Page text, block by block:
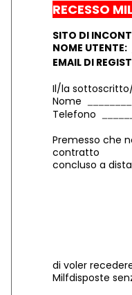
RECESSO
SITO DI
NOME UTENTE:
EMAIL DI
Il/la
Nome
Telefono
Premesso che
contratto
concluso a
di voler
Milfdisposte